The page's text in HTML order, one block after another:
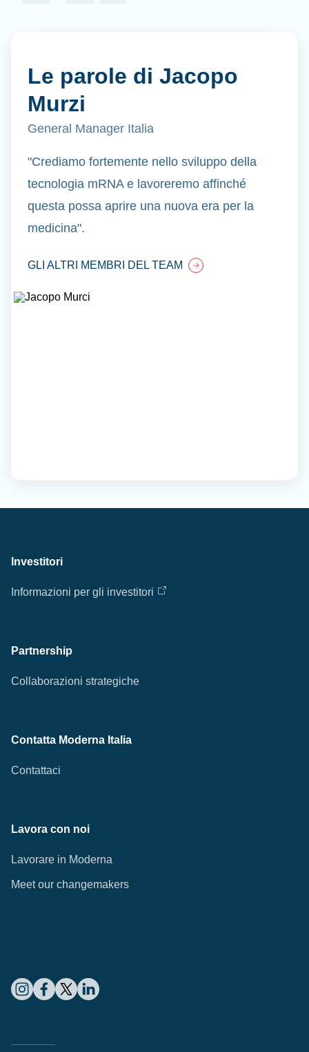
Le parole di Jacopo
Murzi
General Manager Italia
"Crediamo fortemente nello sviluppo della
tecnologia mRNA e lavoreremo affinché
questa possa aprire una nuova era per la
medicina".
GLI ALTRI MEMBRI DEL TEAM
Investitori
Informazioni per gli investitori
Partnership
Collaborazioni strategiche
Contatta Moderna Italia
Contattaci
Lavora con noi
Lavorare in Moderna
Meet our changemakers